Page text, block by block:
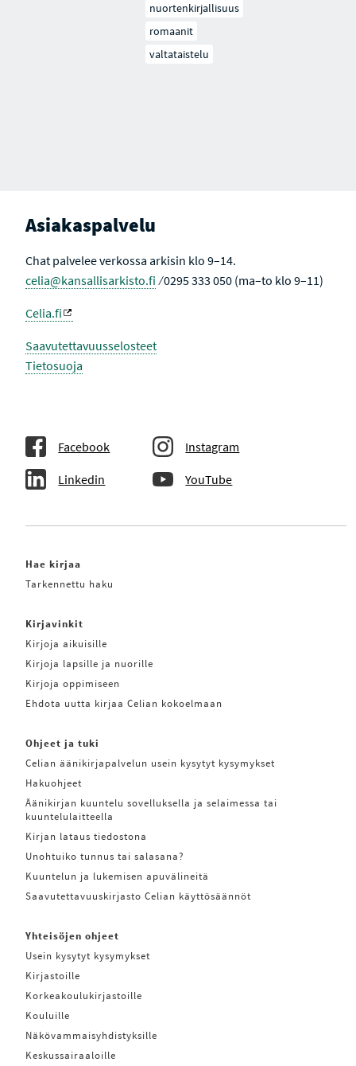
nuortenkirjallisuus
romaanit
valtataistelu
Asiakaspalvelu
Chat palvelee verkossa arkisin klo 9–14.
celia@kansallisarkisto.fi ⁄ 0295 333 050 (ma–to klo 9–11)
Celia.fi
Saavutettavuusselosteet
Tietosuoja
Facebook Instagram
Linkedin YouTube
Hae kirjaa
Tarkennettu haku
Kirjavinkit
Kirjoja aikuisille
Kirjoja lapsille ja nuorille
Kirjoja oppimiseen
Ehdota uutta kirjaa Celian kokoelmaan
Ohjeet ja tuki
Celian äänikirjapalvelun usein kysytyt kysymykset
Hakuohjeet
Äänikirjan kuuntelu sovelluksella ja selaimessa tai
kuuntelulaitteella
Kirjan lataus tiedostona
Unohtuiko tunnus tai salasana?
Kuuntelun ja lukemisen apuvälineitä
Saavutettavuuskirjasto Celian käyttösäännöt
Yhteisöjen ohjeet
Usein kysytyt kysymykset
Kirjastoille
Korkeakoulukirjastoille
Kouluille
Näkövammaisyhdistyksille
Keskussairaaloille